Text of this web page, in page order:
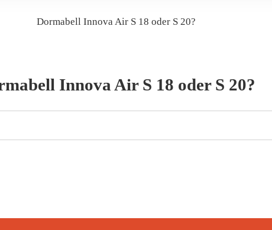
Dormabell Innova Air S 18 oder S 20?
Innova Air S 18 oder S 20?